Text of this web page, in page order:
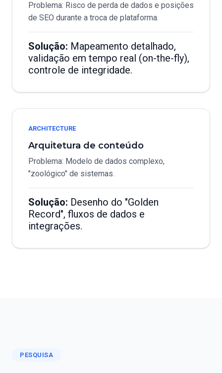
Problema: Risco de perda de dados e posições
de SEO durante a troca de plataforma.
Solução: Mapeamento detalhado,
validação em tempo real (on-the-fly),
controle de integridade.
ARCHITECTURE
Arquitetura de conteúdo
Problema: Modelo de dados complexo,
"zoológico" de sistemas.
Solução: Desenho do "Golden
Record", fluxos de dados e
integrações.
PESQUISA